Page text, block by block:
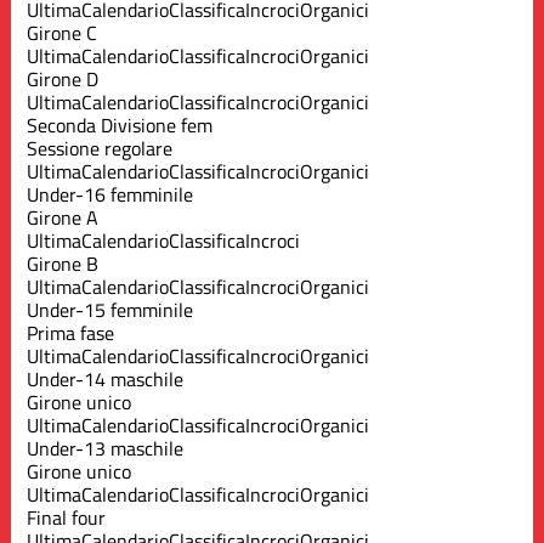
UltimaCalendarioClassificaIncrociOrganici
Girone C
UltimaCalendarioClassificaIncrociOrganici
Girone D
UltimaCalendarioClassificaIncrociOrganici
Seconda Divisione fem
Sessione regolare
UltimaCalendarioClassificaIncrociOrganici
Under-16 femminile
Girone A
UltimaCalendarioClassificaIncroci
Girone B
UltimaCalendarioClassificaIncrociOrganici
Under-15 femminile
Prima fase
UltimaCalendarioClassificaIncrociOrganici
Under-14 maschile
Girone unico
UltimaCalendarioClassificaIncrociOrganici
Under-13 maschile
Girone unico
UltimaCalendarioClassificaIncrociOrganici
Final four